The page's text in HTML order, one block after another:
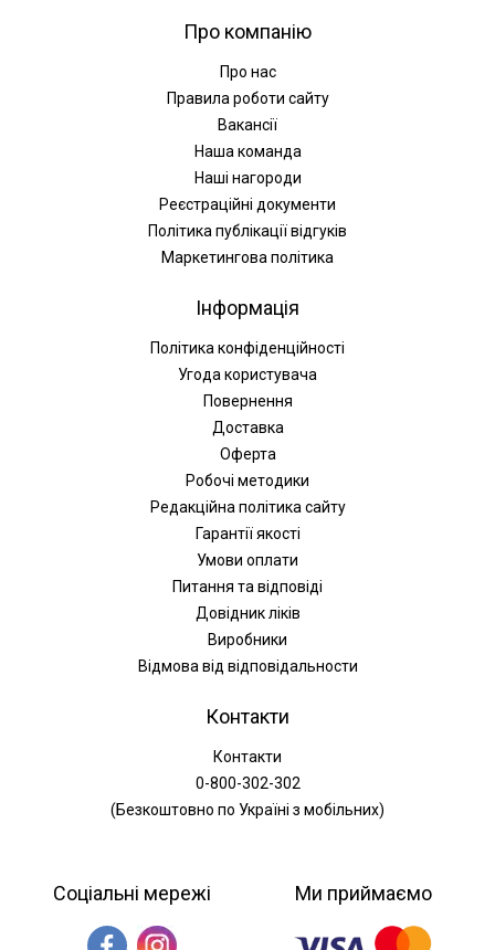
Про компанію
Про нас
Правила роботи сайту
Вакансії
Наша команда
Наші нагороди
Реєстраційні документи
Політика публікації відгуків
Маркетингова політика
Інформація
Політика конфіденційності
Угода користувача
Повернення
Доставка
Оферта
Робочі методики
Редакційна політика сайту
Гарантії якості
Умови оплати
Питання та відповіді
Довідник ліків
Виробники
Відмова від відповідальности
Контакти
Контакти
0-800-302-302
(Безкоштовно по Україні з мобільних)
Соціальні мережі Ми приймаємо